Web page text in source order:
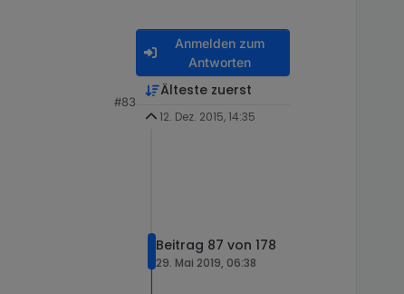
#83
Anmelden zum
Antworten
Älteste zuerst
12. Dez. 2015, 14:35
Beitrag 87 von 178
29. Mai 2019, 06:38